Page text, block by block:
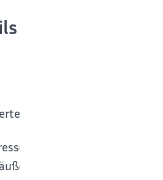
wenn
an der Zustimmung zur
werden sollen,